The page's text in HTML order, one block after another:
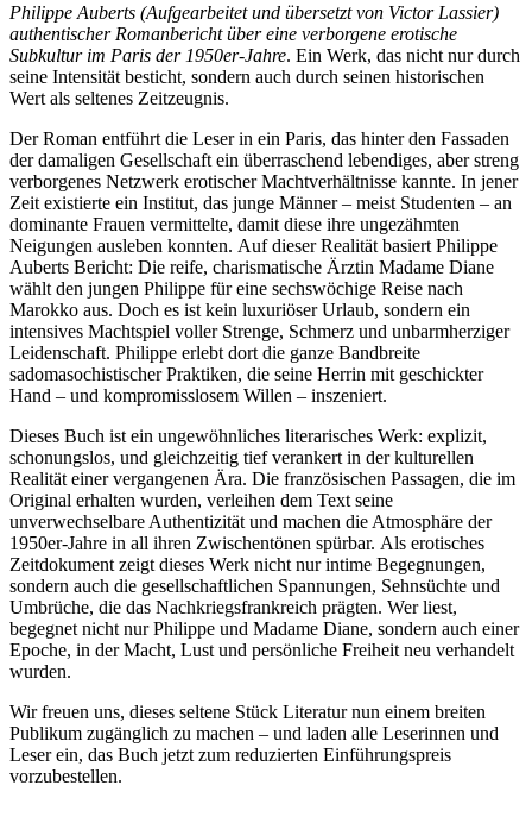
Philippe Auberts (Aufgearbeitet und übersetzt von Victor Lassier)
authentischer Romanbericht über eine verborgene erotische
Subkultur im Paris der 1950er-Jahre. Ein Werk, das nicht nur durch
seine Intensität besticht, sondern auch durch seinen historischen
Wert als seltenes Zeitzeugnis.
Der Roman entführt die Leser in ein Paris, das hinter den Fassaden
der damaligen Gesellschaft ein überraschend lebendiges, aber streng
verborgenes Netzwerk erotischer Machtverhältnisse kannte. In jener
Zeit existierte ein Institut, das junge Männer – meist Studenten – an
dominante Frauen vermittelte, damit diese ihre ungezähmten
Neigungen ausleben konnten. Auf dieser Realität basiert Philippe
Auberts Bericht: Die reife, charismatische Ärztin Madame Diane
wählt den jungen Philippe für eine sechswöchige Reise nach
Marokko aus. Doch es ist kein luxuriöser Urlaub, sondern ein
intensives Machtspiel voller Strenge, Schmerz und unbarmherziger
Leidenschaft. Philippe erlebt dort die ganze Bandbreite
sadomasochistischer Praktiken, die seine Herrin mit geschickter
Hand – und kompromisslosem Willen – inszeniert.
Dieses Buch ist ein ungewöhnliches literarisches Werk: explizit,
schonungslos, und gleichzeitig tief verankert in der kulturellen
Realität einer vergangenen Ära. Die französischen Passagen, die im
Original erhalten wurden, verleihen dem Text seine
unverwechselbare Authentizität und machen die Atmosphäre der
1950er-Jahre in all ihren Zwischentönen spürbar. Als erotisches
Zeitdokument zeigt dieses Werk nicht nur intime Begegnungen,
sondern auch die gesellschaftlichen Spannungen, Sehnsüchte und
Umbrüche, die das Nachkriegsfrankreich prägten. Wer liest,
begegnet nicht nur Philippe und Madame Diane, sondern auch einer
Epoche, in der Macht, Lust und persönliche Freiheit neu verhandelt
wurden.
Wir freuen uns, dieses seltene Stück Literatur nun einem breiten
Publikum zugänglich zu machen – und laden alle Leserinnen und
Leser ein, das Buch jetzt zum reduzierten Einführungspreis
vorzubestellen.